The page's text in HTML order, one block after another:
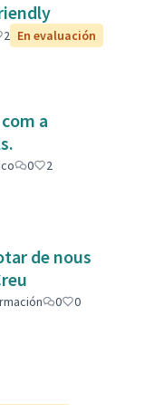
friendly
2 En evaluación
a
0
2
de nous
0
0